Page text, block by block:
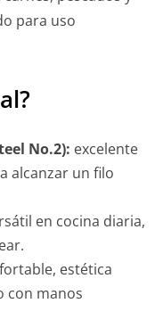
para uso
No.2): excelente
alcanzar un filo
en cocina diaria,
estética
con manos